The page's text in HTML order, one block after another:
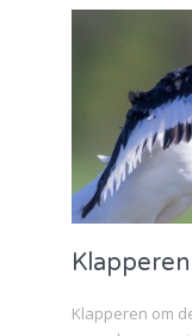
Klapperen
Klapperen om